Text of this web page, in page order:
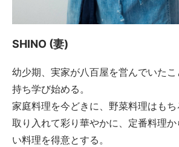
SHINO (妻)
幼少期、実家が八百屋を営んでいた
持ち学び始める。
家庭料理を今どきに、野菜料理はも
取り入れて彩り華やかに、定番料理
い料理を得意とする。